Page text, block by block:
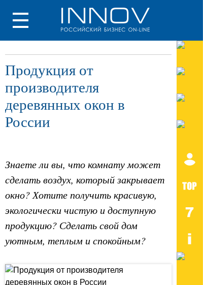
Продукция от
производителя
деревянных окон в
России
Знаете ли вы, что комнату может
сделать воздух, который закрывает
окно? Хотите получить красивую,
экологически чистую и доступную
продукцию? Сделать свой дом
уютным, теплым и спокойным?